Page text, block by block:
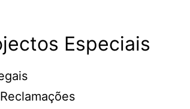
Especiais